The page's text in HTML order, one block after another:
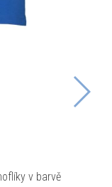
v barvě